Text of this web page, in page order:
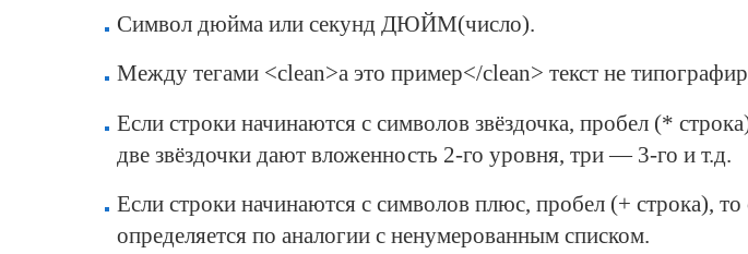
Cимвол дюйма или секунд ДЮЙМ(число).
Между тегами <clean>а это пример</clean> текст не
Если строки начинаются с символов звёздочка, пробел (*
две звёздочки дают вложенность 2-го уровня, три — 3-го и т.д.
Если строки начинаются с символов плюс, пробел (+ строка),
определяется по аналогии с ненумерованным списком.